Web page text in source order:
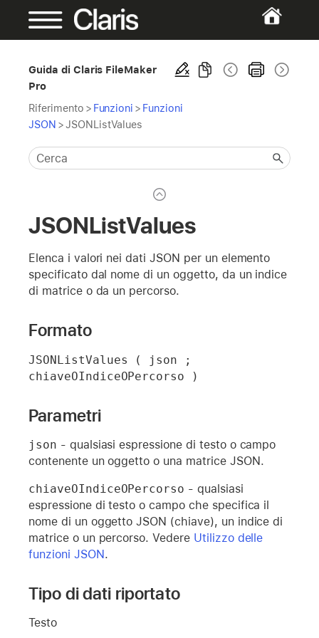
Guida di Claris FileMaker
Pro
Riferimento > Funzioni > Funzioni
JSON >JSONListValues
JSONListValues
Elenca i valori nei dati JSON per un elemento
specificato dal nome di un oggetto, da un indice
di matrice o da un percorso.
Formato
JSONListValues ( json ;
chiaveOIndiceOPercorso )
Parametri
json - qualsiasi espressione di testo o campo
contenente un oggetto o una matrice JSON.
chiaveOIndiceOPercorso - qualsiasi
espressione di testo o campo che specifica il
nome di un oggetto JSON (chiave), un indice di
matrice o un percorso. Vedere Utilizzo delle
funzioni JSON.
Tipo di dati riportato
Testo